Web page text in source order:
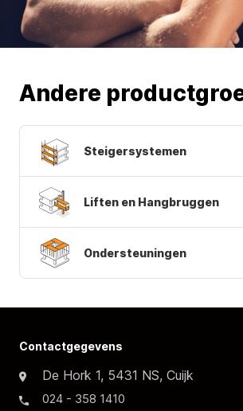
Andere
Steigersystemen
Liften en Hangbruggen
Ondersteuningen
Contactgegevens
De Hork 1, 5431 NS, Cuijk
024 - 358 1410